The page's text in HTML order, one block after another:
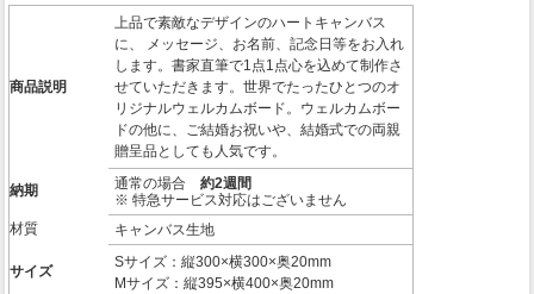
商品説明
上品で素敵なデザインのハートキャンバス
に、 メッセージ、お名前、記念日等をお入れ
します。書家直筆で1点1点心を込めて制作さ
せていただきます。世界でたったひとつのオ
リジナルウェルカムボード。ウェルカムボー
ドの他に、ご結婚お祝いや、結婚式での両親
贈呈品としても人気です。
納期 通常の場合 約2週間
※ 特急サービス対応はございません
材質
キャンバス生地
サイズ
Sサイズ：縦300×横300×奥20mm
Mサイズ：縦395×横400×奥20mm